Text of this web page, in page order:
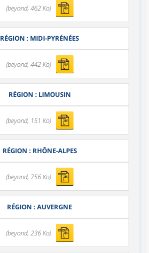
(beyond, 462 Ko)
RÉGION : MIDI-PYRÉNÉES
(beyond, 442 Ko)
RÉGION : LIMOUSIN
(beyond, 151 Ko)
RÉGION : RHÔNE-ALPES
(beyond, 756 Ko)
RÉGION : AUVERGNE
(beyond, 236 Ko)